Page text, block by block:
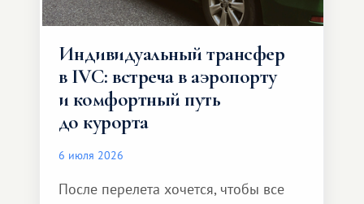
Индивидуальный трансфер
в IVC: встреча в аэропорту
и комфортный путь
до курорта
6 июля 2026
После перелета хочется, чтобы все